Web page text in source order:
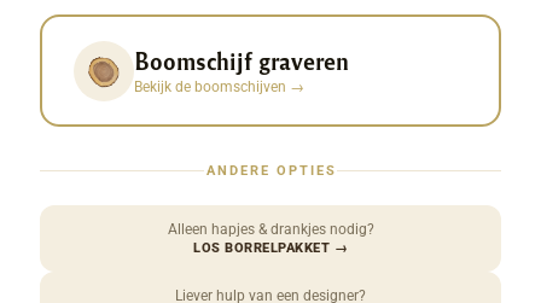
Boomschijf graveren
Bekijk de boomschijven →
ANDERE OPTIES
Alleen hapjes & drankjes nodig?
LOS BORRELPAKKET →
Liever hulp van een designer?